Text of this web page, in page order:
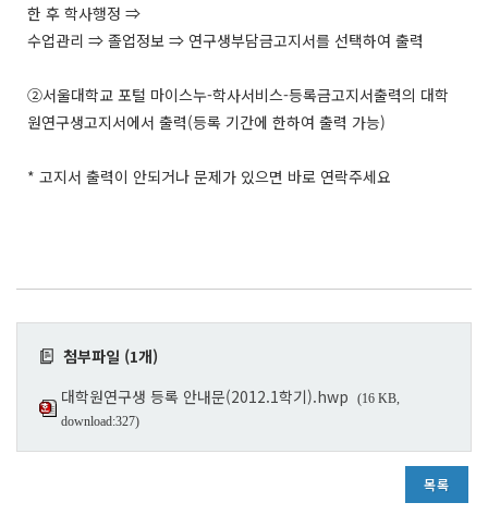
한 후 학사행정 ⇒
수업관리 ⇒ 졸업정보 ⇒ 연구생부담금고지서를 선택하여 출력
②서울대학교 포털 마이스누-학사서비스-등록금고지서출력의 대학
원연구생고지서에서 출력(등록 기간에 한하여 출력 가능)
* 고지서 출력이 안되거나 문제가 있으면 바로 연락주세요
첨부파일 (1개)
대학원연구생 등록 안내문(2012.1학기).hwp
(16 KB,
download:327)
목록